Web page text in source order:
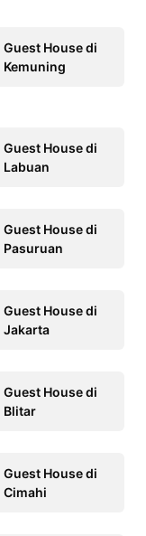
Guest House di
Kemuning
Guest House di
Labuan
Guest House di
Pasuruan
Guest House di
Jakarta
Guest House di
Blitar
Guest House di
Cimahi